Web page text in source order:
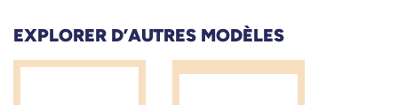
EXPLORER D’AUTRES MODÈLES